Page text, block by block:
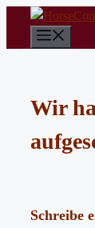
springen
Wir
Schreibe